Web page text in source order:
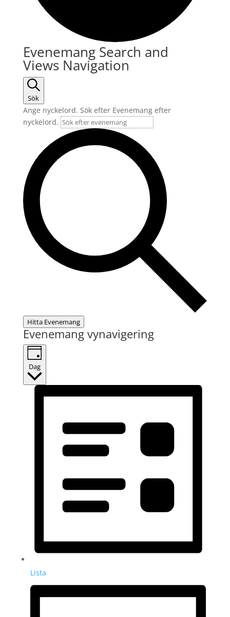
Evenemang Search and
Views Navigation
Sök
Ange nyckelord. Sök efter Evenemang efter
nyckelord.
Hitta Evenemang
Evenemang vynavigering
Dag
Lista